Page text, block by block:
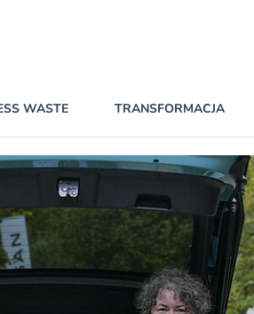
WASTE TRANSFORMACJA